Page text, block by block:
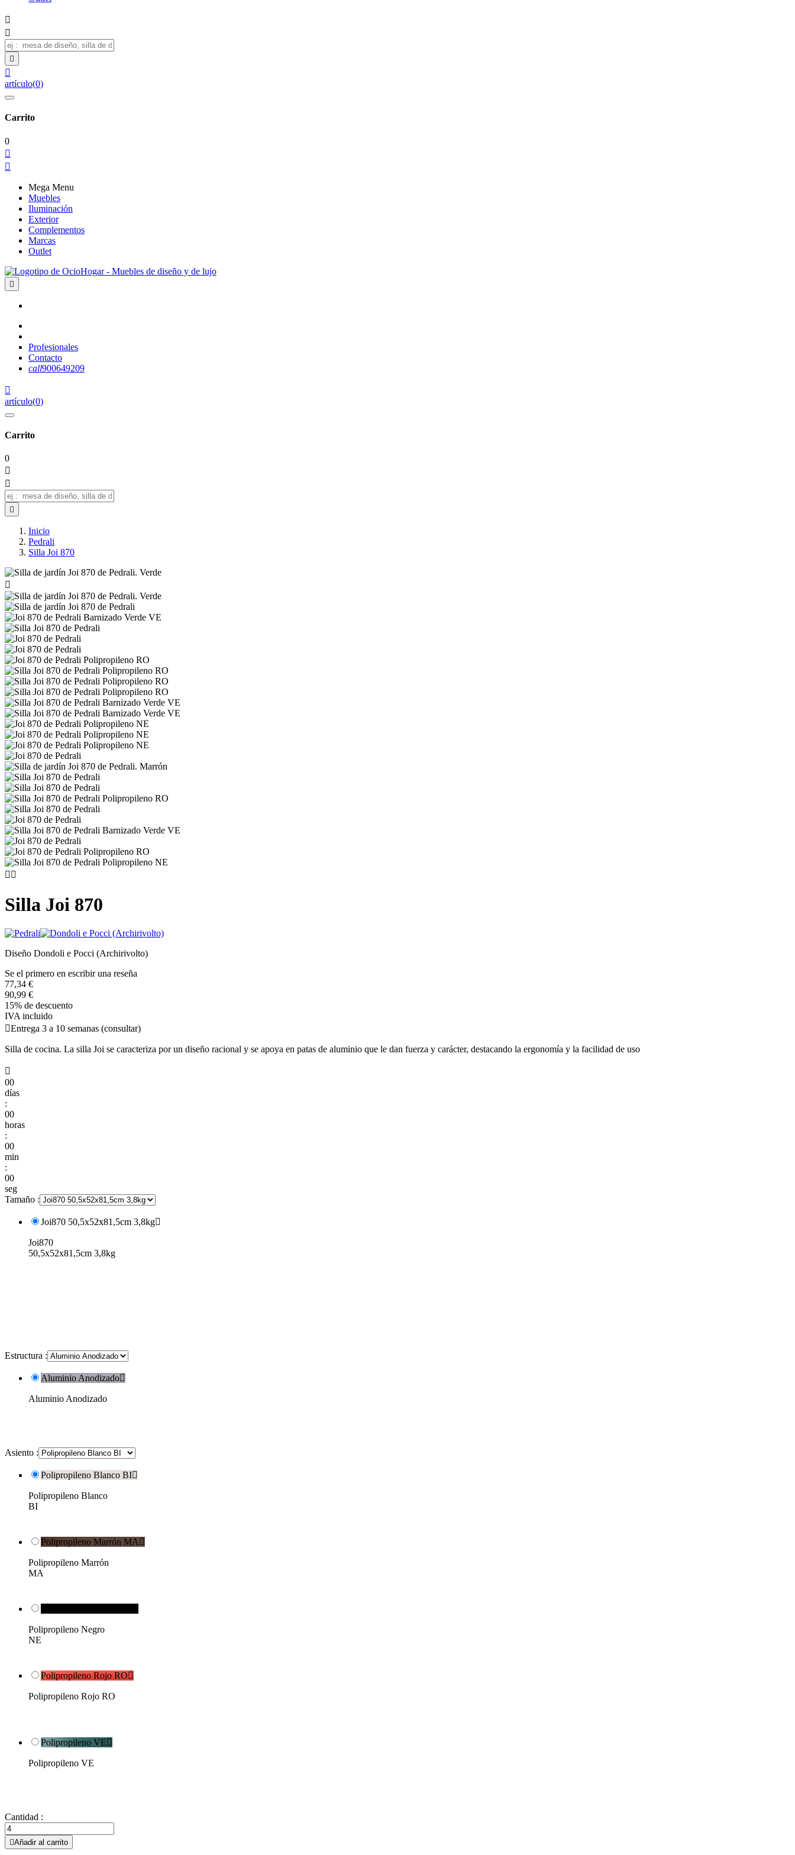




artículo(0)
Carrito
0


Mega Menu
Muebles
Iluminación
Exterior
Complementos
Marcas
Outlet

Profesionales
Contacto
call900649209

artículo(0)
Carrito
0



Inicio
Pedrali
Silla Joi 870

 
Silla Joi 870
Diseño Dondoli e Pocci (Archirivolto)
Se el primero en escribir una reseña
77,34 €
90,99 €
15% de descuento
IVA incluido
Entrega 3 a 10 semanas (consultar)
Silla de cocina. La silla Joi se caracteriza por un diseño racional y se apoya en patas de aluminio que le dan fuerza y carácter, destacando la ergonomía y la facilidad de uso

00
días
:
00
horas
:
00
min
:
00
seg
Tamaño :
Joi870 50,5x52x81,5cm 3,8kg
Joi870
50,5x52x81,5cm 3,8kg
Estructura :
Aluminio Anodizado
Aluminio Anodizado
Asiento :
Polipropileno Blanco BI
Polipropileno Blanco
BI
Polipropileno Marrón MA 
Polipropileno Marrón
MA
Polipropileno Negro
NE
Polipropileno Rojo RO
Polipropileno Rojo RO
Polipropileno VE
Polipropileno VE
Cantidad :
Añadir al carrito